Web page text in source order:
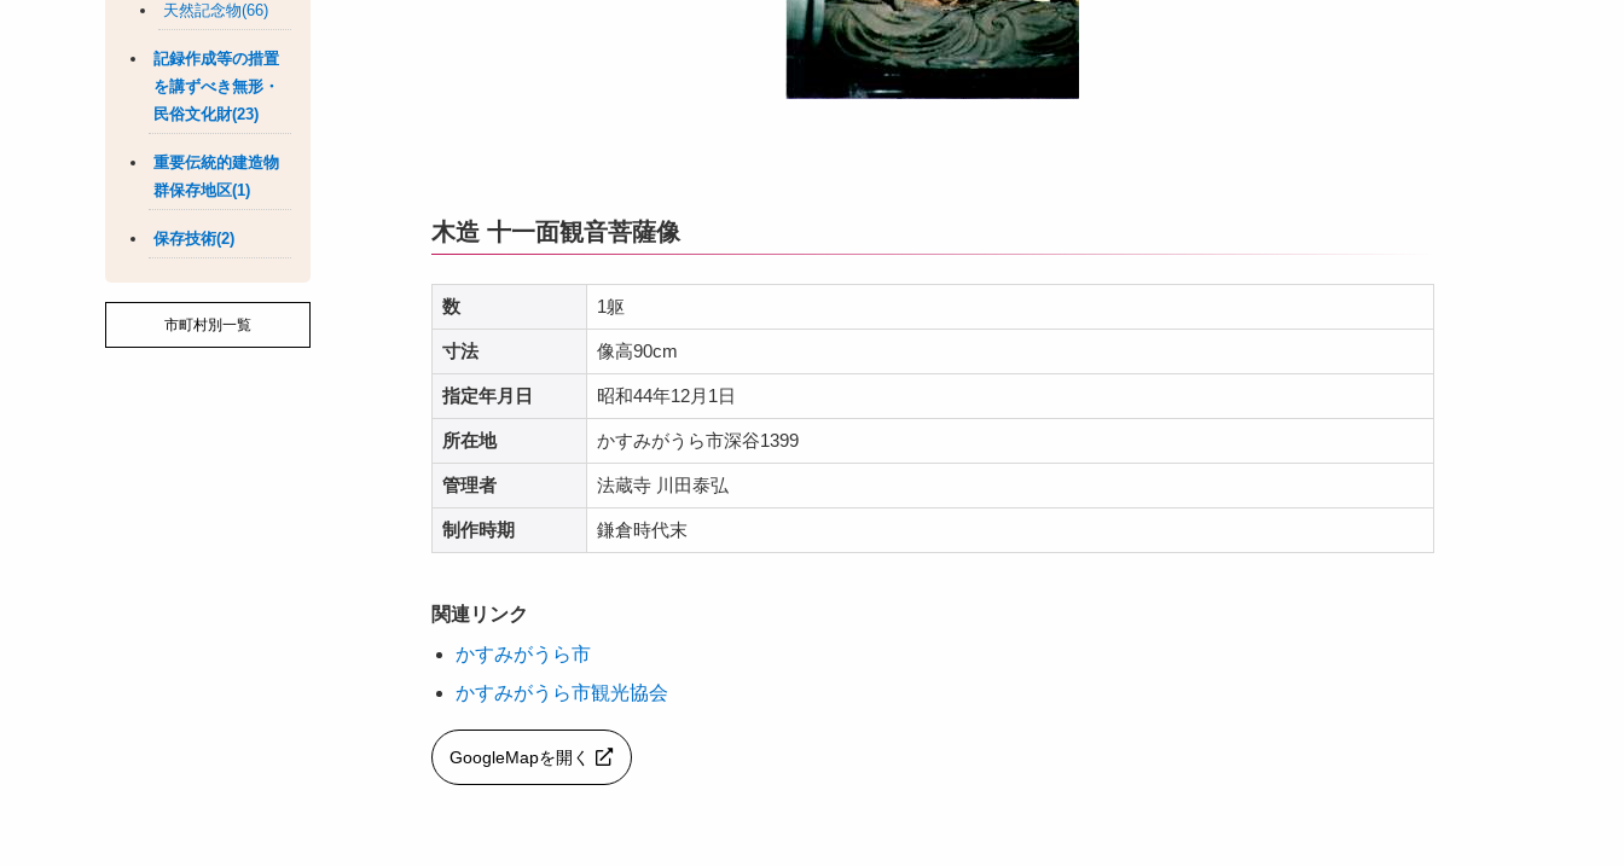
天然記念物(66)
記録作成等の措置
を講ずべき無形・
民俗文化財(23)
重要伝統的建造物
群保存地区(1)
保存技術(2)
市町村別一覧
木造 十一面観音菩薩像
数 1躯
寸法 像高90cm
指定年月日 昭和44年12月1日
所在地 かすみがうら市深谷1399
管理者 法蔵寺 川田泰弘
制作時期 鎌倉時代末
関連リンク
かすみがうら市
かすみがうら市観光協会
GoogleMapを開く